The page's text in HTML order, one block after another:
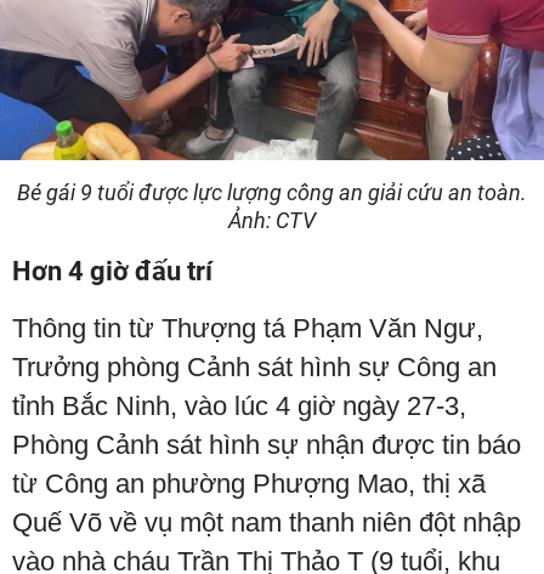
Bé gái 9 tuổi được lực lượng công an giải cứu an toàn.
Ảnh: CTV
Hơn 4 giờ đấu trí
Thông tin từ Thượng tá Phạm Văn Ngư,
Trưởng phòng Cảnh sát hình sự Công an
tỉnh Bắc Ninh, vào lúc 4 giờ ngày 27-3,
Phòng Cảnh sát hình sự nhận được tin báo
từ Công an phường Phượng Mao, thị xã
Quế Võ về vụ một nam thanh niên đột nhập
vào nhà cháu Trần Thị Thảo T (9 tuổi, khu